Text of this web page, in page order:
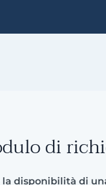
di
disponibilità di